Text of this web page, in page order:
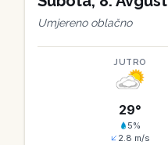
Umjereno oblačno
JUTRO
29°
5%
2.8 m/s